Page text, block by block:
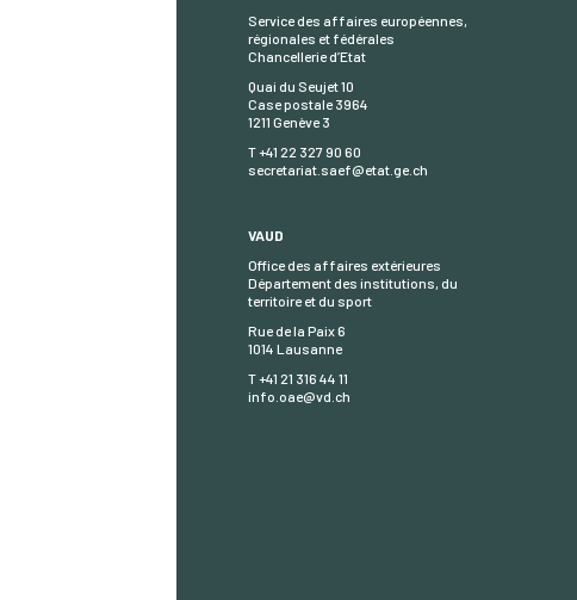
Service des affaires européennes,
régionales et fédérales
Chancellerie d’Etat
Quai du Seujet 10
Case postale 3964
1211 Genève 3
T +41 22 327 90 60
secretariat.saef@etat.ge.ch
VAUD
Office des affaires extérieures
Département des institutions, du
territoire et du sport
Rue de la Paix 6
1014 Lausanne
T +41 21 316 44 11
info.oae@vd.ch